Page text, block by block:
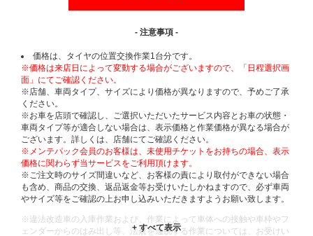
- 注意事項 -
価格は、タイヤの位置交換作業1台分です。
※価格は来店日によって変動する場合がございますので、「日程選択画
面」にてご確認ください。
※店舗、車両タイプ、サイズにより価格が異なりますので、予めご了承
ください。
※お車を店頭で確認し、ご選択いただいたサービス内容とお車の状態・
車両タイプ等が適合しない場合は、表示価格と作業価格が異なる場合が
ございます。詳しくは、店舗にてご確認ください。
※メンテパック会員のお客様は、未使用チケットをお持ちの場合、表示
価格に関わらず当サービスをご利用頂けます。
※ご注文時のサイズ間違いなど、お客様の責により取付ができない場合
も含め、商品の交換、返品返金等お受けいたしかねますので、必ず車両
やサイズ等をご確認の上お申し込みいただきますようお願い致します。
※違法改造車の入庫作業および、作業によって車体への接触や車枠やフ
ェンダーからのはみ出し等、法規を逸脱する作業については、お受けい